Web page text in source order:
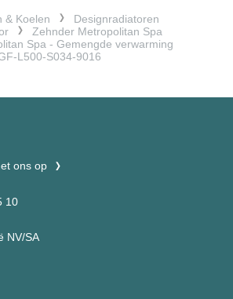
& Koelen
Designradiatoren
Zehnder Metropolitan Spa
Spa - Gemengde verwarming
L500-S034-9016
ons op
10
NV/SA